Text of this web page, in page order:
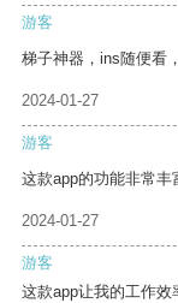
游客
梯子神器，ins随便看
2024-01-27
游客
这款app的功能非常丰
2024-01-27
游客
这款app让我的工作效